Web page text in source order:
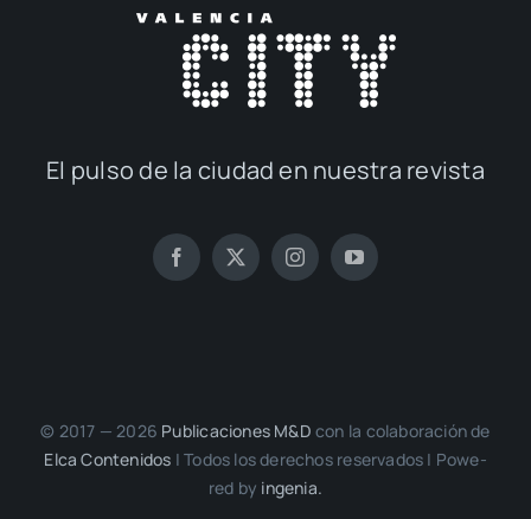
El pul­so de la ciu­dad en nues­tra revis­ta
© 2017 — 2026 Publi­ca­cio­nes M&D con la cola­bo­ra­ción de
Elca Con­te­ni­dos | Todos los dere­chos reser­va­dos | Powe­
red by inge­nia.